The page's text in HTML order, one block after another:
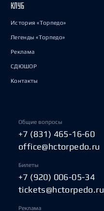
КЛУБ
История «Торпедо»
Легенды «Торпедо»
Реклама
СДЮШОР
Контакты
Общие вопросы
+7 (831) 465-16-60
office@hctorpedo.ru
Билеты
+7 (920) 006-05-34
tickets@hctorpedo.ru
Реклама